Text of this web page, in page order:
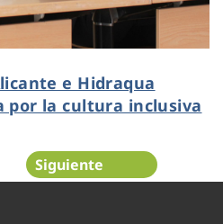
e Hidraqua
por la cultura inclusiva
Siguiente